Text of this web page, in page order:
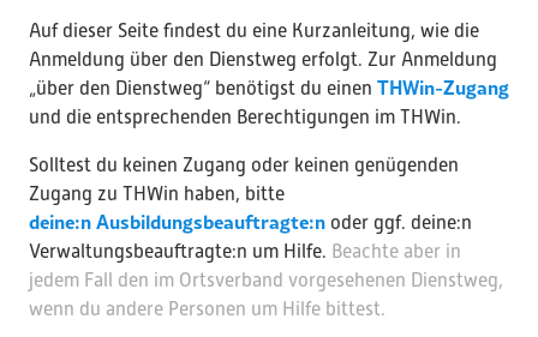
Auf dieser Seite findest du eine Kurzanleitung, wie die
Anmeldung über den Dienstweg erfolgt. Zur Anmeldung
„über den Dienstweg“ benötigst du einen THWin-Zugang
und die entsprechenden Berechtigungen im THWin.
Solltest du keinen Zugang oder keinen genügenden
Zugang zu THWin haben, bitte
deine:n Ausbildungsbeauftragte:n oder ggf. deine:n
Verwaltungsbeauftragte:n um Hilfe. Beachte aber in
jedem Fall den im Ortsverband vorgesehenen Dienstweg,
wenn du andere Personen um Hilfe bittest.